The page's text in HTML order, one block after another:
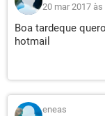
20 mar 2017 às
Boa tardeque
hotmail
eneas